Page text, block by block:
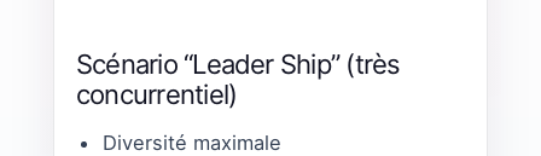
Scénario “Leader Ship” (très
concurrentiel)
Diversité maximale